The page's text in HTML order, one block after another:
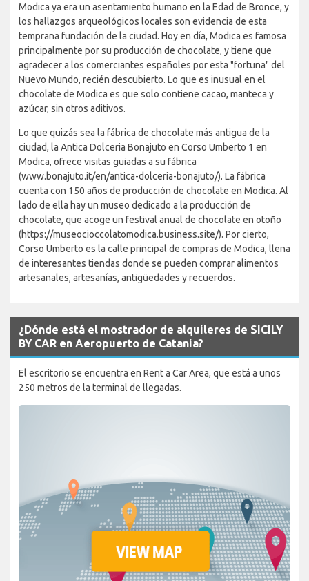
Modica ya era un asentamiento humano en la Edad de Bronce, y
los hallazgos arqueológicos locales son evidencia de esta
temprana fundación de la ciudad. Hoy en día, Modica es famosa
principalmente por su producción de chocolate, y tiene que
agradecer a los comerciantes españoles por esta "fortuna" del
Nuevo Mundo, recién descubierto. Lo que es inusual en el
chocolate de Modica es que solo contiene cacao, manteca y
azúcar, sin otros aditivos.
Lo que quizás sea la fábrica de chocolate más antigua de la
ciudad, la Antica Dolceria Bonajuto en Corso Umberto 1 en
Modica, ofrece visitas guiadas a su fábrica
(www.bonajuto.it/en/antica-dolceria-bonajuto/). La fábrica
cuenta con 150 años de producción de chocolate en Modica. Al
lado de ella hay un museo dedicado a la producción de
chocolate, que acoge un festival anual de chocolate en otoño
(https://museocioccolatomodica.business.site/). Por cierto,
Corso Umberto es la calle principal de compras de Modica, llena
de interesantes tiendas donde se pueden comprar alimentos
artesanales, artesanías, antigüedades y recuerdos.
¿Dónde está el mostrador de alquileres de SICILY
BY CAR en Aeropuerto de Catania?
El escritorio se encuentra en Rent a Car Area, que está a unos
250 metros de la terminal de llegadas.